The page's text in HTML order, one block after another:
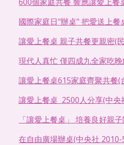
國際家庭日"辦桌" 把愛送上
讓愛上餐桌 親子共餐更親密(
現代人真忙 僅四成九全家吃
讓愛上餐桌615家庭齊聚共餐
讓愛上餐桌  2500人分享(中
「讓愛上餐桌」 培養良好親
在自由廣場辦桌(中央社